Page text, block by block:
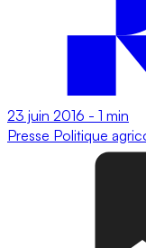
23 juin 2016 - 1 min
Presse Politique